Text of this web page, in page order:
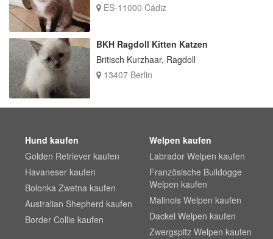
ES-11000 Cádiz
BKH Ragdoll Kitten Katzen
Britisch Kurzhaar, Ragdoll
13407 Berlin
Hund kaufen
Golden Retriever kaufen
Havaneser kaufen
Bolonka Zwetna kaufen
Australian Shepherd kaufen
Border Collie kaufen
Welpen kaufen
Labrador Welpen kaufen
Französische Bulldogge
Welpen kaufen
Malinois Welpen kaufen
Dackel Welpen kaufen
Zwergspitz Welpen kaufen